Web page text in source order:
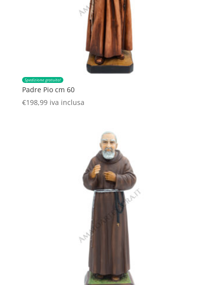
Spedizione gratuita!
Padre Pio cm 60
€198,99 iva inclusa